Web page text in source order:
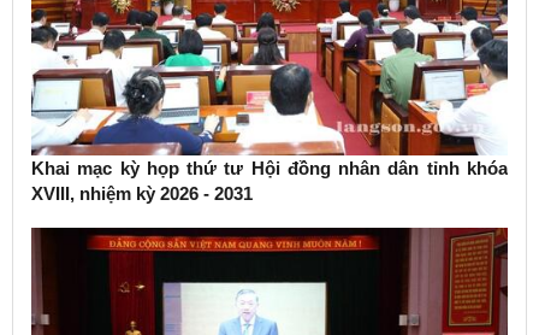
Khai mạc kỳ họp thứ tư Hội đồng nhân dân tỉnh khóa
XVIII, nhiệm kỳ 2026 - 2031